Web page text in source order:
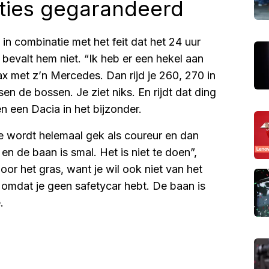
gegarandeerd
combinatie met het feit dat het 24 uur
hem niet. “Ik heb er een hekel aan
met z’n Mercedes. Dan rijd je 260, 270 in
de bossen. Je ziet niks. En rijdt dat ding
een Dacia in het bijzonder.
wordt helemaal gek als coureur en dan
de baan is smal. Het is niet te doen”,
het gras, want je wil ook niet van het
je geen safetycar hebt. De baan is